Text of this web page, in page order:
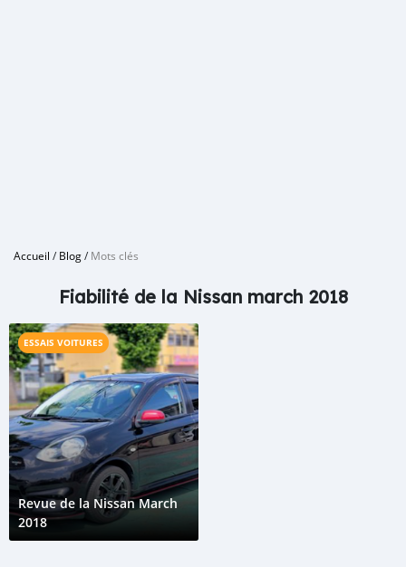
Accueil /Blog/Mots clés
Fiabilité de la Nissan march 2018
ESSAIS VOITURES
Revue de la Nissan March
2018